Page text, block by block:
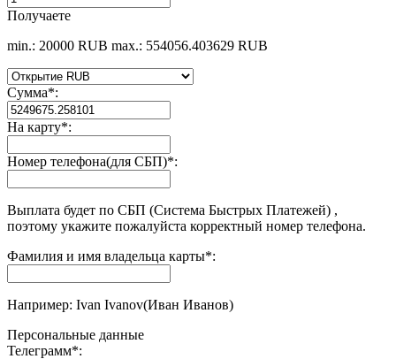
Получаете
min.: 20000 RUB max.: 554056.403629 RUB
Сумма*:
На карту*:
Номер телефона(для СБП)*:
Выплата будет по СБП (Система Быстрых Платежей) ,
поэтому укажите пожалуйста корректный номер телефона.
Фамилия и имя владельца карты*:
Например: Ivan Ivanov(Иван Иванов)
Персональные данные
Телеграмм*: